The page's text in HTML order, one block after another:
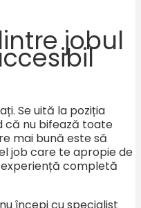
jobul
Se uită la poziția
că nu bifează toate
mai bună este să
job care te apropie de
completă